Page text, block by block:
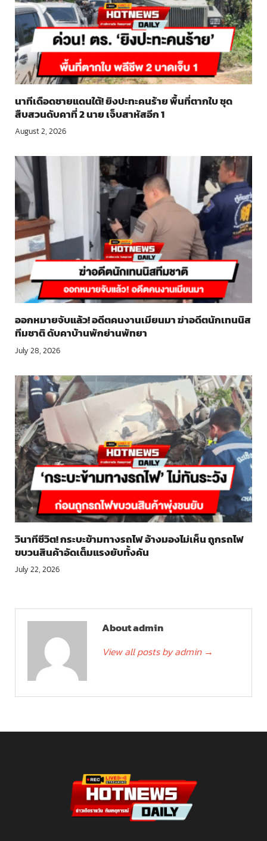
นาทีเดือดชายแดนใต้! ยิงปะทะคนร้าย พื้นที่ตากใบ ชุด
สืบสวนดับคาที่ 2 นาย เจ็บสาหัสอีก 1
August 2, 2026
ออกหมายจับแล้ว! อดีตคนงานเมียนมา ฆ่าอดีตนักเทนนิส
ทีมชาติ ดับคาบ้านพักย่านพัทยา
July 28, 2026
วินาทีชีวิต! กระบะข้ามทางรถไฟ อ้างมองไม่เห็น ถูกรถไฟ
ขบวนสินค้าอัดเต็มแรงยับทั้งคัน
July 22, 2026
About admin
View all posts by admin →